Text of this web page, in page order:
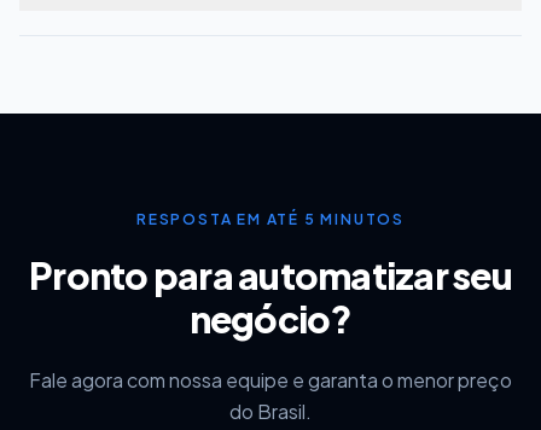
RESPOSTA EM ATÉ 5 MINUTOS
Pronto para automatizar seu
negócio?
Fale agora com nossa equipe e garanta o menor preço
do Brasil.